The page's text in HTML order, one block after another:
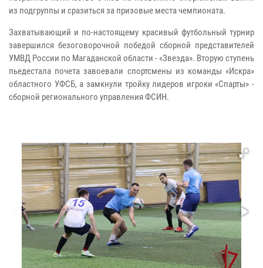
из подгруппы и сразиться за призовые места чемпионата.
Захватывающий и по-настоящему красивый футбольный турнир
завершился безоговорочной победой сборной представителей
УМВД России по Магаданской области - «Звезда». Вторую ступень
пьедестала почета завоевали спортсмены из команды «Искра»
областного УФСБ, а замкнули тройку лидеров игроки «Спарты» -
сборной регионального управления ФСИН.